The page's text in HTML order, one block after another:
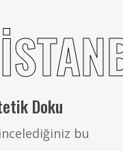
Doku
bu